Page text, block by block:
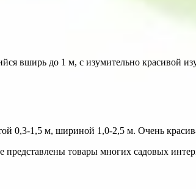
вширь до 1 м, с изумительно красивой
0,3-1,5 м, шириной 1,0-2,5 м. Очень
товары многих садовых